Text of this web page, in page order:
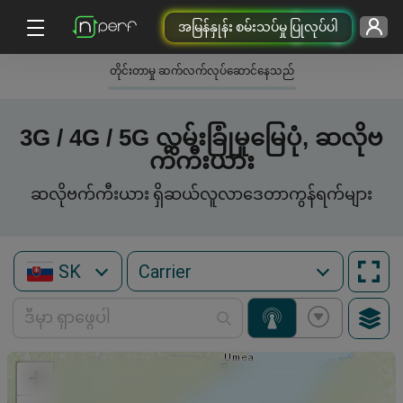
အမြန်နှုန်း စမ်းသပ်မှု ပြုလုပ်ပါ
တိုင်းတာမှု ဆက်လက်လုပ်ဆောင်နေသည်
3G / 4G / 5G လွှမ်းခြုံမှုမြေပုံ, ဆလိုဗ
က်ကီးယား
ဆလိုဗက်ကီးယား ရှိဆယ်လူလာဒေတာကွန်ရက်များ
SK